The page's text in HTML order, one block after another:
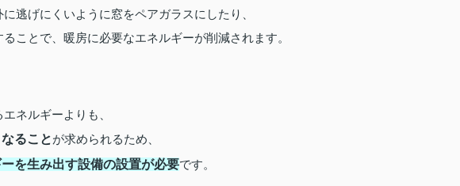
逃げにくいように窓をペアガラスにしたり、
ことで、暖房に必要なエネルギーが削減されます。
ネルギーよりも、
ることが求められるため、
を生み出す設備の設置が必要です。